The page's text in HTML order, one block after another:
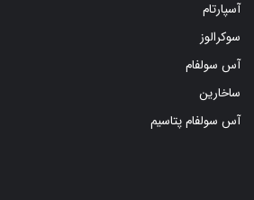
آسپارتام
سوکرالوز
آس سولفام
ساخارین
آس سولفام پتاسیم